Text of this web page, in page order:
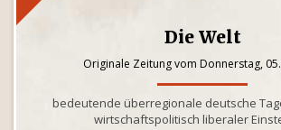
Die Welt
Originale Zeitung vom Donnerstag,
bedeutende überregionale deutsche
wirtschaftspolitisch liberaler